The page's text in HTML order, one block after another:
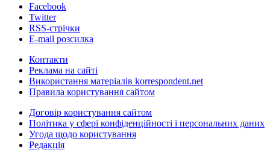
Facebook
Twitter
RSS-стрічки
E-mail розсилка
Контакти
Реклама на сайті
Використання матеріалів korrespondent.net
Правила користування сайтом
Договір користування сайтом
Політика у сфері конфіденційності і персональних даних
Угода щодо користування
Редакція